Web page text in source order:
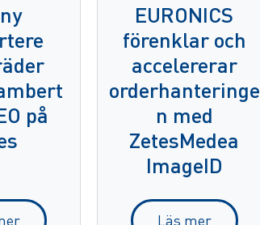
på
EURONICS
förenklar och
accelererar
orderhanteringe
n med
ZetesMedea
ImageID
Läs mer